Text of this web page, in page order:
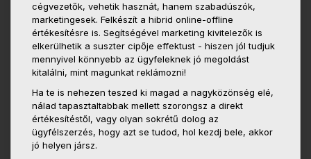
cégvezetők, vehetik hasznát, hanem szabadúszók,
marketingesek. Felkészít a hibrid online-offline
értékesítésre is. Segítségével marketing kivitelezők is
elkerülhetik a suszter cipője effektust - hiszen jól tudjuk
mennyivel könnyebb az ügyfeleknek jó megoldást
kitalálni, mint magunkat reklámozni!
Ha te is nehezen teszed ki magad a nagyközönség elé,
nálad tapasztaltabbak mellett szorongsz a direkt
értékesítéstől, vagy olyan sokrétű dolog az
ügyfélszerzés, hogy azt se tudod, hol kezdj bele, akkor
jó helyen jársz.